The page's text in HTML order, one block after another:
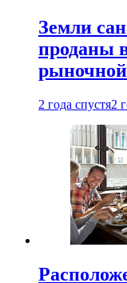
Земли
проданы
2 года спустя2